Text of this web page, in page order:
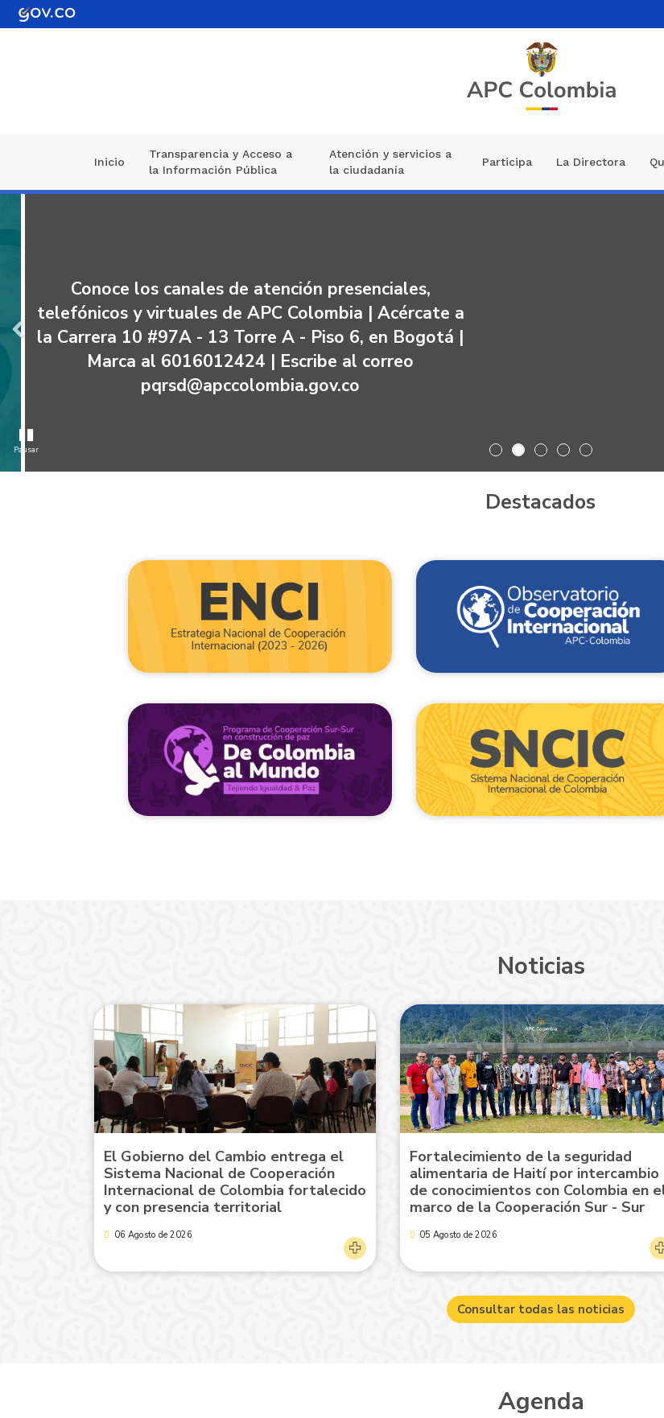
Pasar
al
Navegación
principal
Inicio
Transparencia y Acceso a
la Información Pública
Atención y servicios a
la ciudadanía
Participa La Directora
Conoce los canales de atención presenciales,
telefónicos y virtuales de APC Colombia | Acércate a
la Carrera 10 #97A - 13 Torre A - Piso 6, en Bogotá |
Marca al 6016012424 | Escribe al correo
pqrsd@apccolombia.gov.co
Anterior
Pausar
Destacados
Noticias
El Gobierno del Cambio entrega el
Sistema Nacional de Cooperación
Internacional de Colombia fortalecido
y con presencia territorial
06 Agosto de 2026
Fortalecimiento de la seguridad
alimentaria de Haití por intercambio
de conocimientos con Colombia en
marco de la Cooperación Sur - Sur
05 Agosto de 2026
Consultar todas las noticias
Agenda